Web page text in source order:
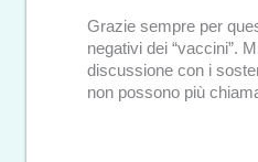
Grazie sempre per
negativi dei “vaccini”.
discussione con i
non possono più